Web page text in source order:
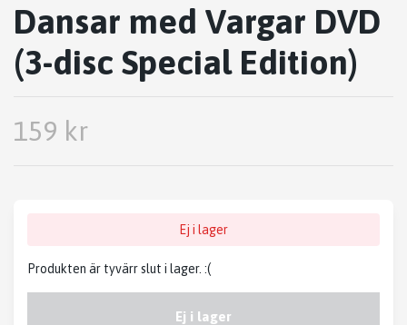
Dansar med Vargar DVD
(3-disc Special Edition)
159 kr
Ej i lager
Produkten är tyvärr slut i lager. :(
Ej i lager